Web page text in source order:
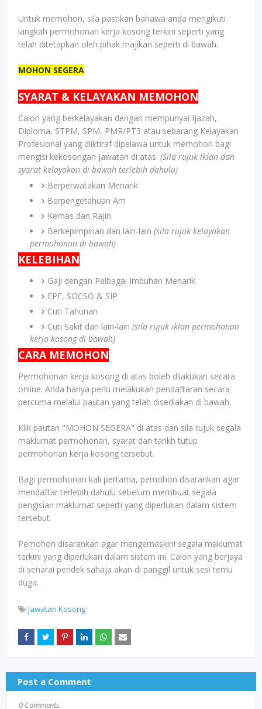
Untuk memohon, sila pastikan bahawa anda mengikuti
langkah permohonan kerja kosong terkini seperti yang
telah ditetapkan oleh pihak majikan seperti di bawah.
MOHON SEGERA
SYARAT & KELAYAKAN MEMOHON
Calon yang berkelayakan dengan mempunyai Ijazah,
Diploma, STPM, SPM, PMR/PT3 atau sebarang Kelayakan
Profesional yang diiktiraf dipelawa untuk memohon bagi
mengisi kekosongan jawatan di atas. (Sila rujuk iklan dan
syarat kelayakan di bawah terlebih dahulu)
Berperwatakan Menarik
Berpengetahuan Am
Kemas dan Rajin
Berkepimpinan dan lain-lain (sila rujuk kelayakan
permohonan di bawah)
KELEBIHAN
Gaji dengan Pelbagai Imbuhan Menarik
EPF, SOCSO & SIP
Cuti Tahunan
Cuti Sakit dan lain-lain (sila rujuk iklan permohonan
kerja kosong di bawah)
CARA MEMOHON
Permohonan kerja kosong di atas boleh dilakukan secara
online. Anda hanya perlu melakukan pendaftaran secara
percuma melalui pautan yang telah disediakan di bawah.
Klik pautan "MOHON SEGERA" di atas dan sila rujuk segala
maklumat permohonan, syarat dan tarikh tutup
permohonan kerja kosong tersebut.
Bagi permohonan kali pertama, pemohon disarankan agar
mendaftar terlebih dahulu sebelum membuat segala
pengisian maklumat seperti yang diperlukan dalam sistem
tersebut.
Pemohon disarankan agar mengemaskini segala maklumat
terkini yang diperlukan dalam sistem ini. Calon yang berjaya
di senarai pendek sahaja akan di panggil untuk sesi temu
duga.
Jawatan Kosong
Post a Comment
0 Comments